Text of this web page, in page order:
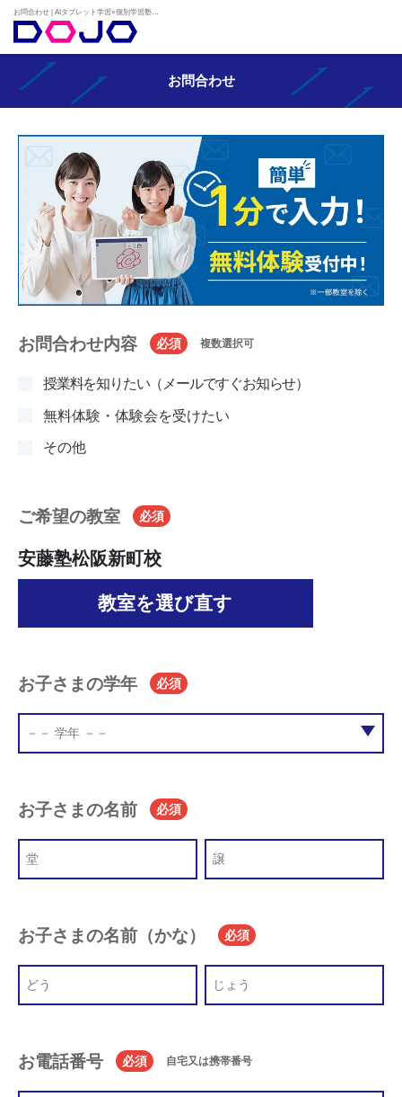
お問合わせ
お問合わせ内容 必須 複数選択可
授業料を知りたい（メールですぐお知らせ）
無料体験・体験会を受けたい
その他
ご希望の教室 必須
安藤塾松阪新町校
教室を選び直す
お子さまの学年 必須
お子さまの名前 必須
お子さまの名前（かな） 必須
お電話番号 必須 自宅又は携帯番号